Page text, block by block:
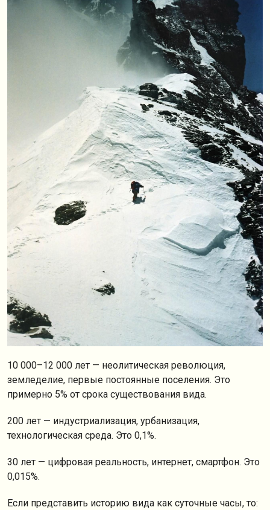
10 000–12 000 лет — неолитическая революция,
земледелие, первые постоянные поселения. Это
примерно 5% от срока существования вида.
200 лет — индустриализация, урбанизация,
технологическая среда. Это 0,1%.
30 лет — цифровая реальность, интернет, смартфон. Это
0,015%.
Если представить историю вида как суточные часы, то: